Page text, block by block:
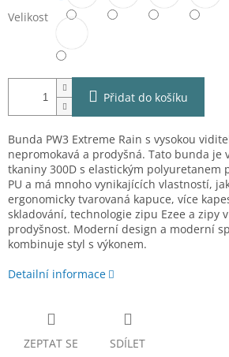
Velikost
Přidat do košíku
Bunda PW3 Extreme Rain s vysokou
nepromokavá a prodyšná. Tato bunda je
tkaniny 300D s elastickým polyuretanem
PU a má mnoho vynikajících vlastností,
ergonomicky tvarovaná kapuce, více
skladování, technologie zipu Ezee a zipy
prodyšnost. Moderní design a moderní
kombinuje styl s výkonem.
Detailní informace
ZEPTAT SE SDÍLET